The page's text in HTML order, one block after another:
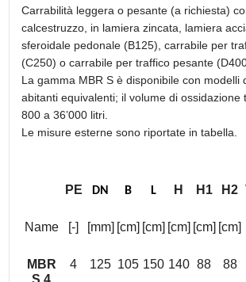
Carrabilità leggera o pesante (a richiesta)
calcestruzzo, in lamiera zincata, lamiera
sferoidale pedonale (B125), carrabile per
(C250) o carrabile per traffico pesante
La gamma MBR S è disponibile con modelli
abitanti equivalenti; il volume di ossidazione
800 a 36’000 litri.
Le misure esterne sono riportate in tabella.
PE DN B L H H1 H2
Name [-] [mm] [cm] [cm] [cm] [cm] [cm]
MBR
S 4
4 125 105 150 140 88 88